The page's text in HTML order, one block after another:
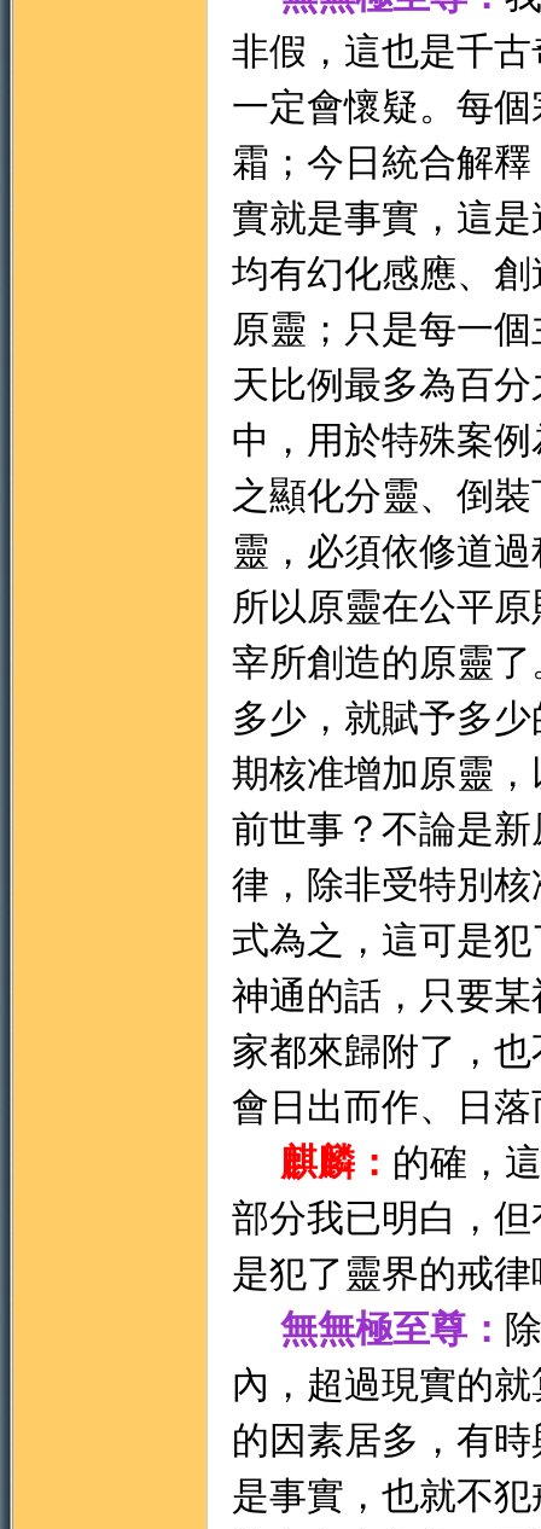
非假，這也是千
一定會懷疑。每
霜；今日統合解
實就是事實，這
均有幻化感應、
原靈；只是每一
天比例最多為百
中，用於特殊案
之顯化分靈、倒
靈，必須依修道
所以原靈在公平
宰所創造的原靈
多少，就賦予多
期核准增加原靈
前世事？不論是
律，除非受特別
式為之，這可是
神通的話，只要
家都來歸附了，
會日出而作、日
麒麟： 的確，
部分我已明白，
是犯了靈界的戒律
無無極至尊：
內，超過現實的
的因素居多，有
是事實，也就不